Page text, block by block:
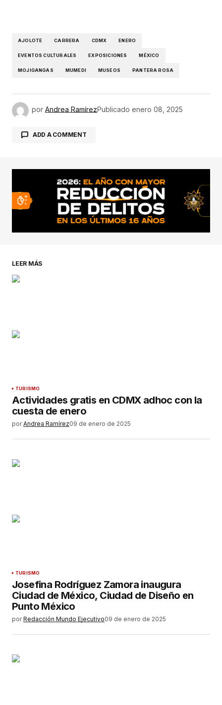
AJOLOTE CARRERA CDMX ENERO
EVENTOS CULTURALES EXPOSICIONES MÉXICO
MOJIGANGAS MUMEDI MUSEOS PANTERA ROSA
por Andrea RamírezPublicado enero 08, 2025
ADD A COMMENT
conectado
LEER MÁS
TURISMO
Actividades gratis en CDMX adhoc con la
cuesta de enero
por Andrea Ramírez09 de enero de 2025
TURISMO
Josefina Rodríguez Zamora inaugura
Ciudad de México, Ciudad de Diseño en
Punto México
por Redacción Mundo Ejecutivo09 de enero de 2025